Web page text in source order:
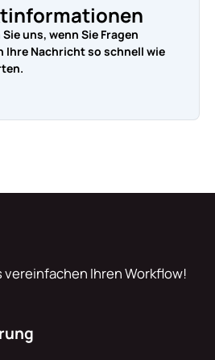
uns, wenn Sie Fragen
Ihre Nachricht so schnell wie
vereinfachen Ihren Workflow!